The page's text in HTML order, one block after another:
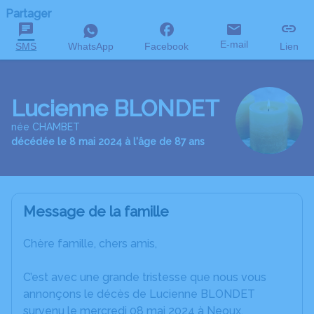
Partager
SMS WhatsApp Facebook E-mail Lien
Lucienne BLONDET
née CHAMBET
décédée le 8 mai 2024 à l'âge de 87 ans
Message de la famille
Chère famille, chers amis,
C’est avec une grande tristesse que nous vous
annonçons le décès de Lucienne BLONDET
survenu le mercredi 08 mai 2024 à Neoux.